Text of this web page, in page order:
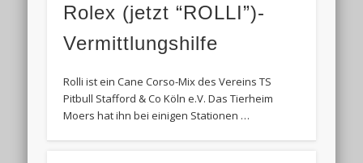
Rolex (jetzt “ROLLI”)-
Vermittlungshilfe
Rolli ist ein Cane Corso-Mix des Vereins TS
Pitbull Stafford & Co Köln e.V. Das Tierheim
Moers hat ihn bei einigen Stationen …